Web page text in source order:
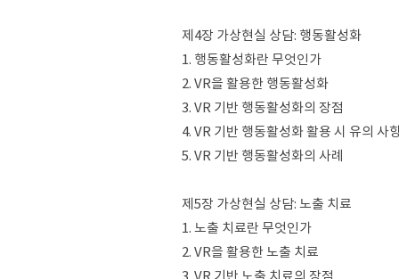
제4장 가상현실 상담: 행동활성화
1. 행동활성화란 무엇인가
2. VR을 활용한 행동활성화
3. VR 기반 행동활성화의 장점
4. VR 기반 행동활성화 활용 시 유의 사
5. VR 기반 행동활성화의 사례
제5장 가상현실 상담: 노출 치료
1. 노출 치료란 무엇인가
2. VR을 활용한 노출 치료